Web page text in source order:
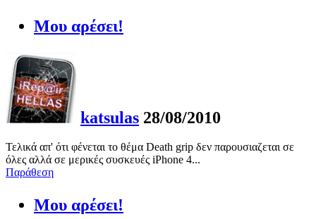
Μου αρέσει!
katsulas 28/08/2010
Τελικά απ' ότι φένεται το θέμα Death grip δεν παρουσιαζεται σε
όλες αλλά σε μερικές συσκευές iPhone 4...
Παράθεση
Μου αρέσει!